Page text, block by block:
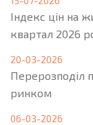
Індекс цін на
квартал 2026
20-03-2026
Перерозподіл
ринком
06-03-2026